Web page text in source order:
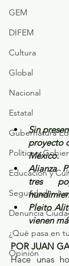
GEM
DIFEM
Cultura
Global
Nacional
Estatal
Gubernatura
Política y
Educación y
Seguridad y
Denuncia
¿Qué pasa en
Opinión
Sin
proyecto
México.
Alianza
tres
Pleito
vienen
POR JUAN
Hace unas